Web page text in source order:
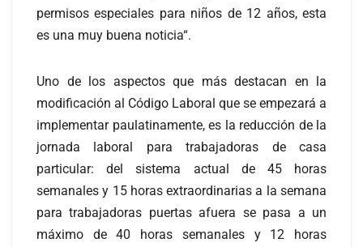
permisos especiales para niños de 12 años, esta
es una muy buena noticia“.
Uno de los aspectos que más destacan en la
modificación al Código Laboral que se empezará a
implementar paulatinamente, es la reducción de la
jornada laboral para trabajadoras de casa
particular: del sistema actual de 45 horas
semanales y 15 horas extraordinarias a la semana
para trabajadoras puertas afuera se pasa a un
máximo de 40 horas semanales y 12 horas